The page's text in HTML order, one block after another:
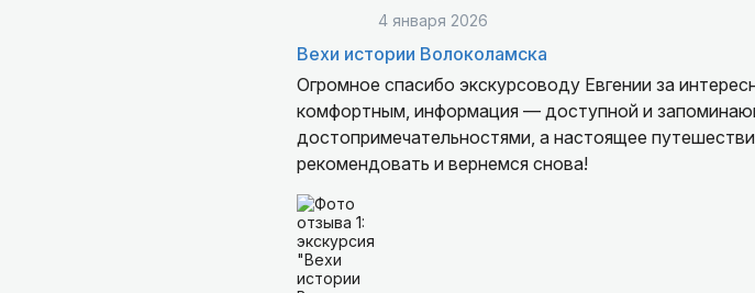
4 января 2026
Вехи истории Волоколамска
Огромное спасибо экскурсоводу Евгении за
комфортным, информация — доступной и
достопримечательностями, а настоящее
рекомендовать и вернемся снова!